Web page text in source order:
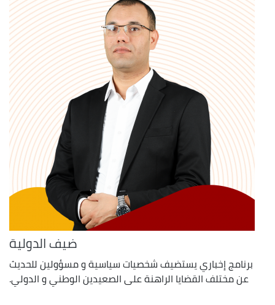
ضيف الدولية
برنامج إخباري يستضيف شخصيات سياسية و مسؤولين للحديث
عن مختلف القضايا الراهنة على الصعيدين الوطني و الدولي.